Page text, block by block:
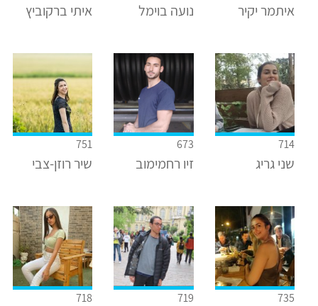
איתמר יקיר נועה בוימל איתי ברקוביץ
714
שני גריג
673
זיו רחמימוב
751
שיר רוזן-צבי
735
719
718